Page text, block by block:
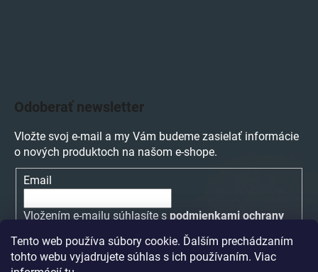
Tento web používa súbory cookie. Ďalším prechádzaním
tohto webu vyjadrujete súhlas s ich používaním. Viac
Odoberať newsletter
Vložte svoj e-mail a my Vám budeme zasielať informácie
o nových produktoch na našom e-shope.
Email
Vložením e-mailu súhlasíte s podmienkami ochrany
PRIHLÁSIŤ SA